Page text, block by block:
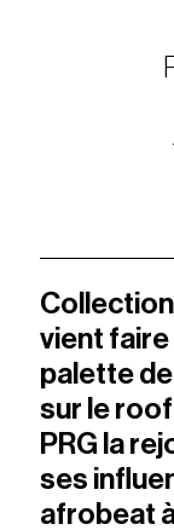
vient
palette
sur le
PRG la
ses
afrobeat